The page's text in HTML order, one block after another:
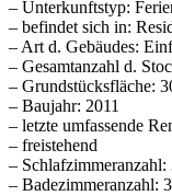
– Unterkunftstyp:
– befindet sich in:
– Art d. Gebäudes:
– Gesamtanzahl d.
– Grundstücksfläche:
– Baujahr: 2011
– letzte umfassende
– freistehend
– Schlafzimmeranzahl:
– Badezimmeranzahl: 3